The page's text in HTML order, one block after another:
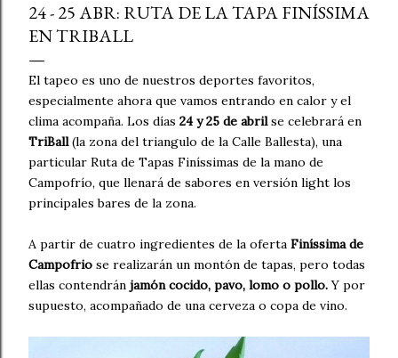
24 - 25 ABR: RUTA DE LA TAPA FINÍSSIMA
EN TRIBALL
El tapeo es uno de nuestros deportes favoritos,
especialmente ahora que vamos entrando en calor y el
clima acompaña. Los días 24 y 25 de abrilse celebrará en
TriBall(la zona del triangulo de la Calle Ballesta), una
particular Ruta de Tapas Finíssimas de la mano de
Campofrío, que llenará de sabores en versión light los
principales bares de la zona.
A partir de cuatro ingredientes de la oferta Finíssima de
Campofrio se realizarán un montón de tapas, pero todas
ellas contendrán jamón cocido, pavo, lomo o pollo.Y por
supuesto, acompañado de una cerveza o copa de vino.